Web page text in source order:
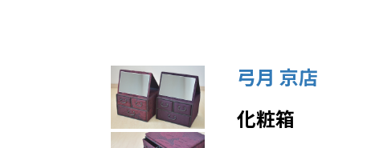
弓月 京店
化粧箱